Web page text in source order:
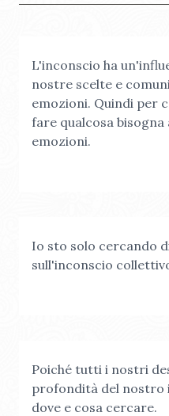
L'inconscio ha
nostre scelte e
emozioni. Quindi per
fare qualcosa
emozioni.
Io sto solo cercando
sull'inconscio
Poiché tutti i nostri
profondità del nostro
dove e cosa cercare.